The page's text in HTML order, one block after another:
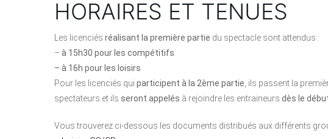
HORAIRES ET TENUES
Les licenciés réalisant la première partie du spectacle sont attendus :
– à 15h30 pour les compétitifs
– à 16h pour les loisirs
Pour les licenciés qui participent à la 2ème partie, ils passent la
spectateurs et ils seront appelés à rejoindre les entraineurs dès le
Vous trouverez ci-dessous les documents distribués aux différents